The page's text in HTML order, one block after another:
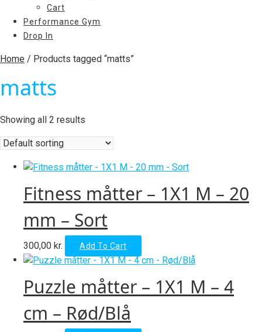
Cart
Performance Gym
Drop In
Home / Products tagged “matts”
matts
Showing all 2 results
Fitness måtter – 1X1 M – 20
mm – Sort
300,00 kr. Add To Cart
Puzzle måtter – 1X1 M – 4
cm – Rød/Blå